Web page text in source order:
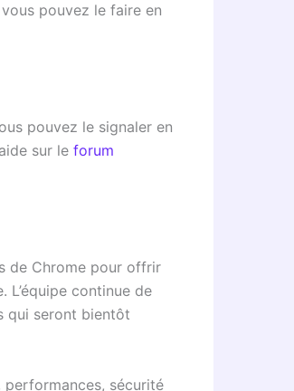
pouvez le faire en
pouvez le signaler en
sur le forum
de Chrome pour offrir
L’équipe continue de
qui seront bientôt
sécurité